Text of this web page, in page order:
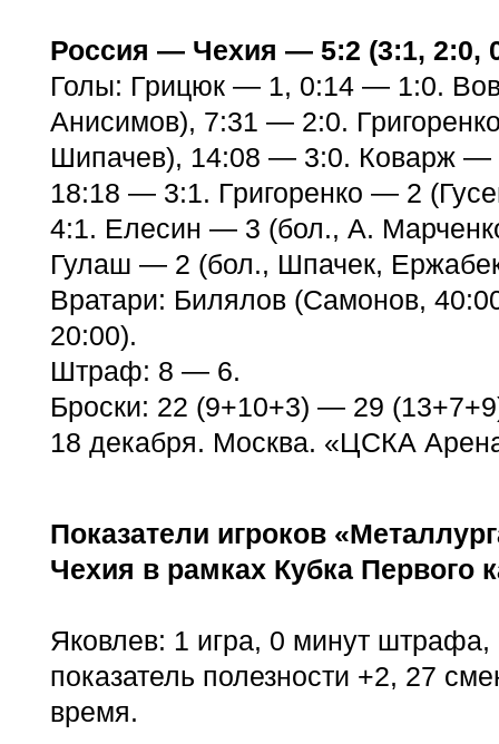
Россия — Чехия — 5:2 (3:1, 2:0,
Голы: Грицюк — 1, 0:14 — 1:0.
Анисимов), 7:31 — 2:0.
Шипачев), 14:08 — 3:0. Коварж —
18:18 — 3:1. Григоренко — 2
4:1. Елесин — 3 (бол., А.
Гулаш — 2 (бол., Шпачек,
Вратари: Билялов (Самонов,
20:00).
Штраф: 8 — 6.
Броски: 22 (9+10+3) — 29
18 декабря. Москва. «ЦСКА
Показатели игроков
Чехия в рамках Кубка Первого
Яковлев: 1 игра, 0 минут штрафа,
показатель полезности +2, 27
время.